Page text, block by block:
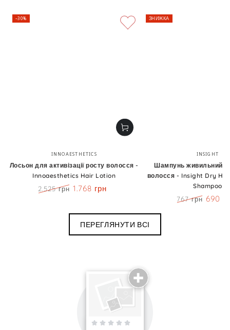
Бренд:
INNOAESTHETICS
Лосьон для активізації росту волосся -
Innoaesthetics Hair Lotion
2.525 грн 1.768 грн
–30%
INSIGHT
Шампунь живильний
волосся - Insight Dry
Shampoo
767 грн 690
ЗНИЖКА
ПЕРЕГЛЯНУТИ ВСІ
Поділиться досвідом використання